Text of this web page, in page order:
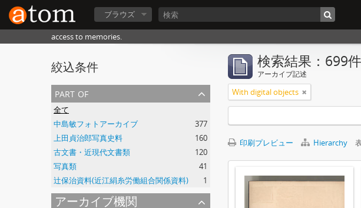
ブラウズ
access to memories.
絞込条件
part of
全て
中島敏フォトアーカイブ
377
上田貞治郎写真史料
160
古文書・近現代文書類
120
写真類
41
辻保治資料(近江絹糸労働組合関係資料)
1
アーカイブ機関
検索結果：699件
アーカイブ記述
With digital objects
印刷プレビュー Hierarchy